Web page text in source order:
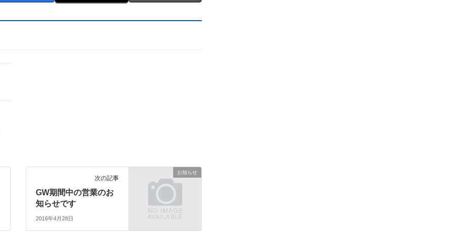
お知らせ
次の記事
GW期間中の営業のお
知らせです
2016年4月28日